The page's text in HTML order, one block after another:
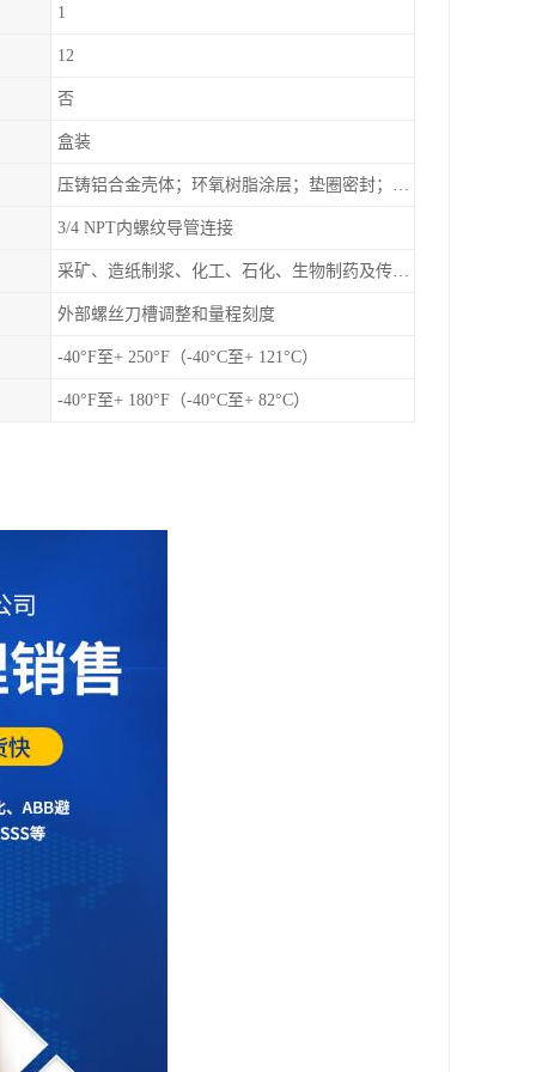
1
12
否
盒装
压铸铝合金壳体；环氧树脂涂层；垫圈密封；卡紧螺丝
3/4 NPT内螺纹导管连接
采矿、造纸制浆、化工、石化、生物制药及传统工业应用领域
外部螺丝刀槽调整和量程刻度
-40°F至+ 250°F（-40°C至+ 121°C）
-40°F至+ 180°F（-40°C至+ 82°C）